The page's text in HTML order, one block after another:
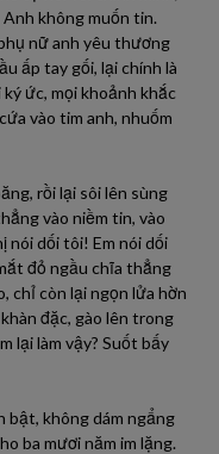
không muốn tin.
nữ anh yêu thương
ấp tay gối, lại chính là
ký ức, mọi khoảnh khắc
vào tim anh, nhuốm
rồi lại sôi lên sùng
vào niềm tin, vào
nói dối tôi! Em nói dối
đỏ ngầu chĩa thẳng
chỉ còn lại ngọn lửa hờn
đặc, gào lên trong
lại làm vậy? Suốt bấy
bật, không dám ngẩng
ba mươi năm im lặng.